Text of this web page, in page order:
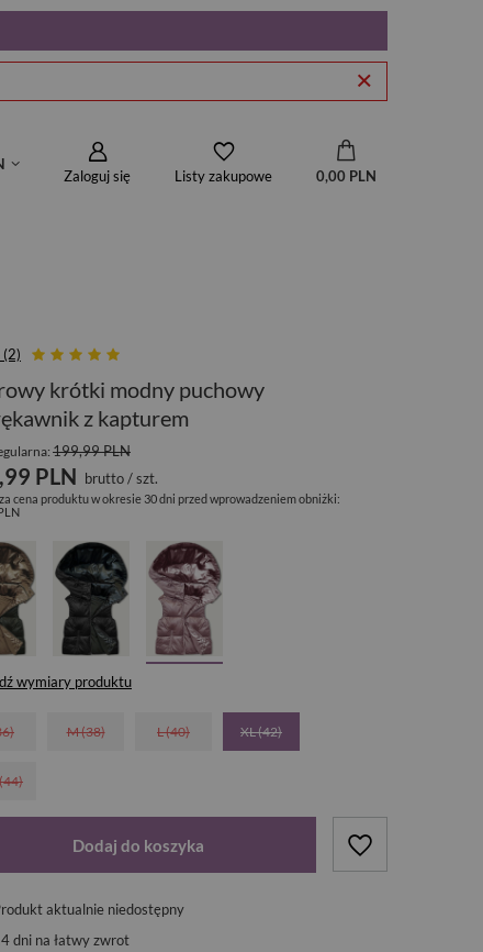
Zaloguj się Listy zakupowe 0,00 PLN
(2)
krótki modny puchowy
z kapturem
199,99 PLN
PLN brutto/szt.
cena produktu w okresie 30 dni przed wprowadzeniem obniżki:
wymiary produktu
M (38) L (40) XL (42)
Dodaj do koszyka
aktualnie niedostępny
dni na łatwy zwrot